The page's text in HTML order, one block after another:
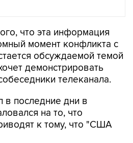
что эта информация
момент конфликта с
обсуждаемой темой
демонстрировать
телеканала.
в последние дни в
на то, что
к тому, что "США